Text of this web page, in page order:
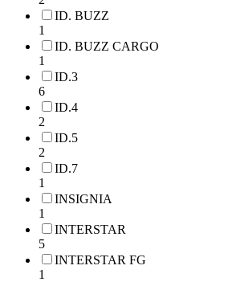
ID. BUZZ
1
ID. BUZZ CARGO
1
ID.3
6
ID.4
2
ID.5
2
ID.7
1
INSIGNIA
1
INTERSTAR
5
INTERSTAR FG
1